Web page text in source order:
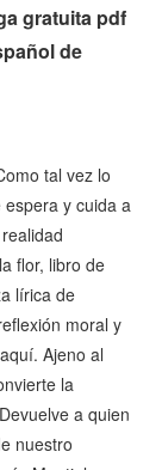
gratuita pdf
de
tal vez lo
y cuida a
flor, libro de
lírica de
moral y
Ajeno al
la
a quien
nuestro